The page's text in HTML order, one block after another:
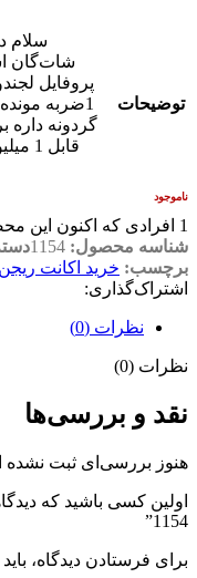
توضیحات
شات‌گان
ناموجود
1 افرادی که اکنون این
شناسه محصول: 1154
برچسب: خرید اکانت
اشتراک‌گذاری:
نظرات (0)
نظرات (0)
نقد و بررسی‌ها
هنوز بررسی‌ای ثبت
اولین کسی باشید که
1154”
برای فرستادن دیدگاه، باید